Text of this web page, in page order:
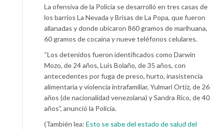
La ofensiva de la Policía se desarrolló en tres casas de
los barrios La Nevada y Brisas de La Popa, que fueron
allanadas y donde ubicaron 860 gramos de marihuana,
60 gramos de cocaína y nueve teléfonos celulares.
“Los detenidos fueron identificados como Darwin
Mozo, de 24 años, Luis Bolaño, de 35 años, con
antecedentes por fuga de preso, hurto, inasistencia
alimentaria y violencia intrafamiliar, Yulmari Ortiz, de 26
años (de nacionalidad venezolana) y Sandra Rico, de 40
años”, anunció la Policía.
(También lea: Esto se sabe del estado de salud del